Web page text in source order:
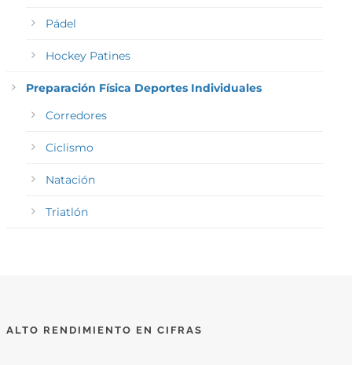
Pádel
Hockey Patines
Preparación Física Deportes Individuales
Corredores
Ciclismo
Natación
Triatlón
ALTO RENDIMIENTO EN CIFRAS